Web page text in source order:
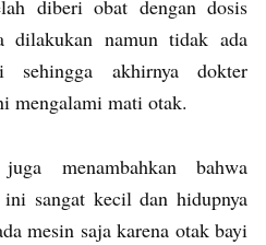
diberi obat dengan dosis
dilakukan namun tidak ada
akhirnya dokter
mengalami mati otak.
menambahkan bahwa
sangat kecil dan hidupnya
mesin saja karena otak bayi